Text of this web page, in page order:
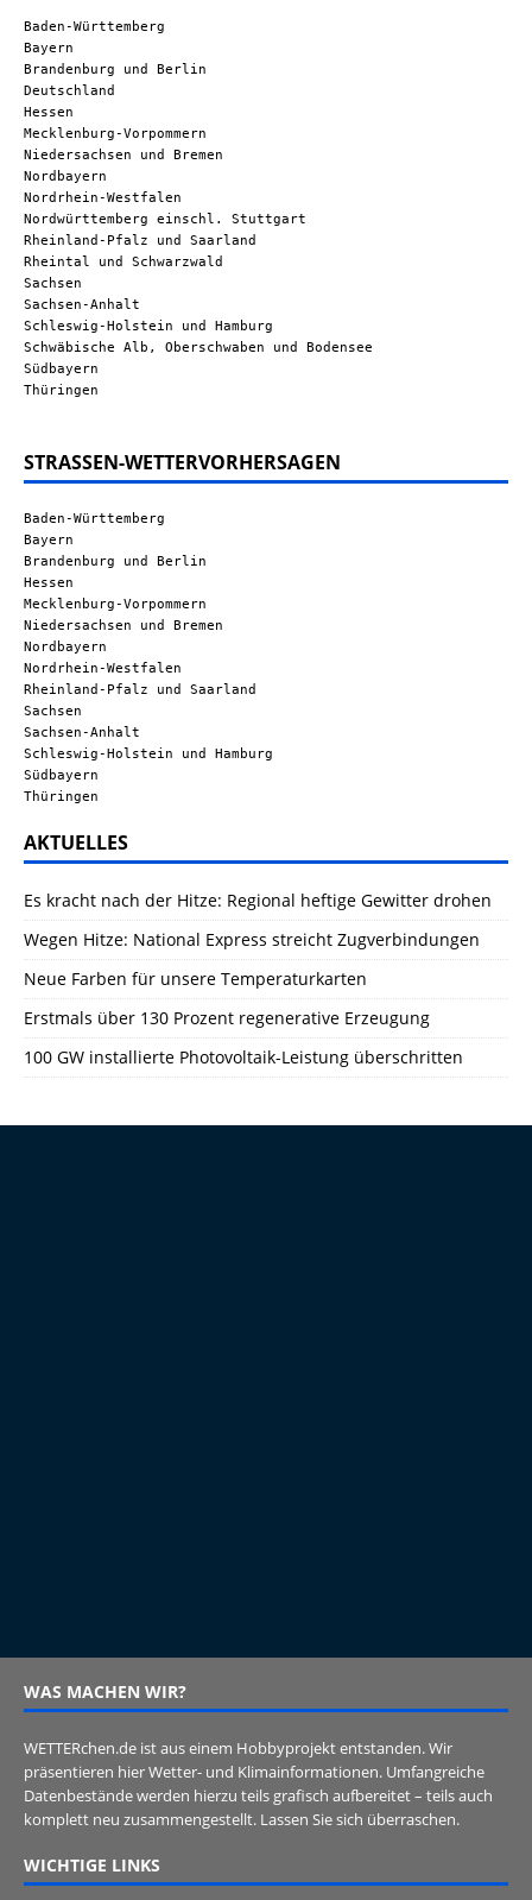
Baden-Württemberg
Bayern
Brandenburg und Berlin
Deutschland
Hessen
Mecklenburg-Vorpommern
Niedersachsen und Bremen
Nordbayern
Nordrhein-Westfalen
Nordwürttemberg einschl. Stuttgart
Rheinland-Pfalz und Saarland
Rheintal und Schwarzwald
Sachsen
Sachsen-Anhalt
Schleswig-Holstein und Hamburg
Schwäbische Alb, Oberschwaben und Bodensee
Südbayern
Thüringen
STRASSEN-WETTERVORHERSAGEN
Baden-Württemberg
Bayern
Brandenburg und Berlin
Hessen
Mecklenburg-Vorpommern
Niedersachsen und Bremen
Nordbayern
Nordrhein-Westfalen
Rheinland-Pfalz und Saarland
Sachsen
Sachsen-Anhalt
Schleswig-Holstein und Hamburg
Südbayern
Thüringen
AKTUELLES
Es kracht nach der Hitze: Regional heftige Gewitter drohen
Wegen Hitze: National Express streicht Zugverbindungen
Neue Farben für unsere Temperaturkarten
Erstmals über 130 Prozent regenerative Erzeugung
100 GW installierte Photovoltaik-Leistung überschritten
WAS MACHEN WIR?
WETTERchen.de ist aus einem Hobbyprojekt entstanden. Wir
präsentieren hier Wetter- und Klimainformationen. Umfangreiche
Datenbestände werden hierzu teils grafisch aufbereitet – teils auch
komplett neu zusammengestellt. Lassen Sie sich überraschen.
WICHTIGE LINKS